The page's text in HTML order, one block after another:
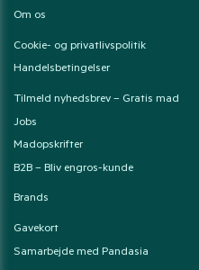
Om os
Cookie- og privatlivspolitik
Handelsbetingelser
Tilmeld nyhedsbrev – Gratis mad
Jobs
Madopskrifter
B2B – Bliv engros-kunde
Brands
Gavekort
Samarbejde med Pandasia